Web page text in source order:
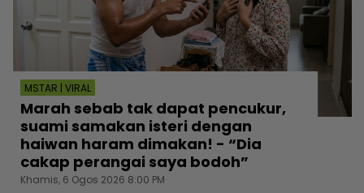
MSTAR | VIRAL
Marah sebab tak dapat pencukur,
suami samakan isteri dengan
haiwan haram dimakan! - “Dia
cakap perangai saya bodoh”
Khamis, 6 Ogos 2026 8:00 PM